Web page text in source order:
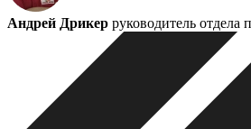
Андрей Дрикер руководитель отдела